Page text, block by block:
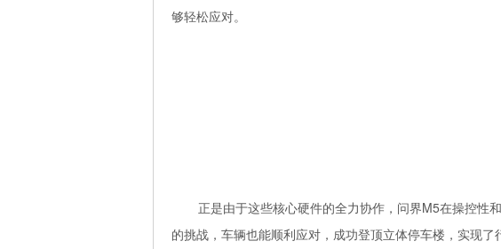
够轻松应对。
正是由于这些核心硬件的全力协作，问界M5在操控性
的挑战，车辆也能顺利应对，成功登顶立体停车楼，实现了